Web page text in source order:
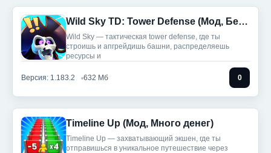
Wild Sky TD: Tower Defense (Мод, Бесплатные покупки)
Wild Sky — тактическая tower defense, где ты
строишь и апгрейдишь башни, распределяешь
ресурсы и
Версия: 1.183.2 632 Мб 0
Timeline Up (Мод, Много денег)
Timeline Up — захватывающий экшен, где ты
отправишься в уникальное путешествие через